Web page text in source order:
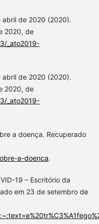
abril de 2020 (2020).
2020, de
_ato2019-
abril de 2020 (2020).
2020, de
_ato2019-
a doença. Recuperado
a-doenca.
19 – Escritório da
em 23 de setembro de